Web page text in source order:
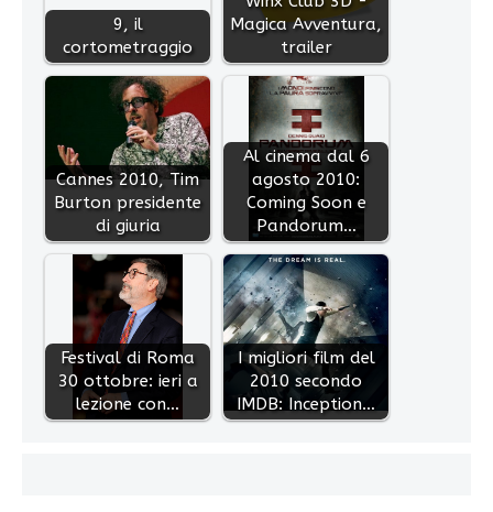
9, il
cortometraggio
Magica Avventura,
trailer
Cannes 2010, Tim
Burton presidente
di giuria
Al cinema dal 6
agosto 2010:
Coming Soon e
Pandorum…
Festival di Roma
30 ottobre: ieri a
lezione con…
I migliori film del
2010 secondo
IMDB: Inception…